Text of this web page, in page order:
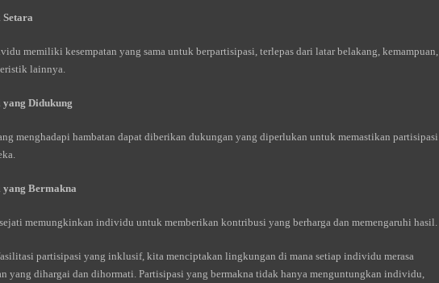
memiliki kesempatan yang sama untuk berpartisipasi, terlepas dari latar belakang, kemampuan,
lainnya.
Didukung
menghadapi hambatan dapat diberikan dukungan yang diperlukan untuk memastikan partisipasi
Bermakna
memungkinkan individu untuk memberikan kontribusi yang berharga dan memengaruhi hasil.
partisipasi yang inklusif, kita menciptakan lingkungan di mana setiap individu merasa
yang dihargai dan dihormati. Partisipasi yang bermakna tidak hanya menguntungkan individu,